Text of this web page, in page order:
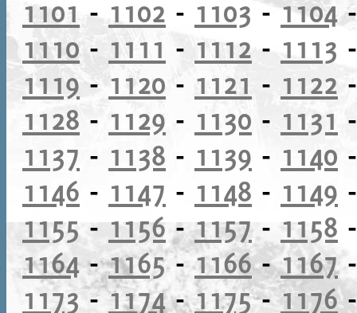
1101 - 1102 - 1103-1104
1110- 1111 - 1112 - 1113
1119-1120 - 1121 - 1122
1128 - 1129 - 1130 - 1131
1137 - 1138 - 1139 - 1140
1146 - 1147 - 1148 - 1149
1155 - 1156 -1157- 1158
1164-1165-1166-1167
1173-1174-1175-1176